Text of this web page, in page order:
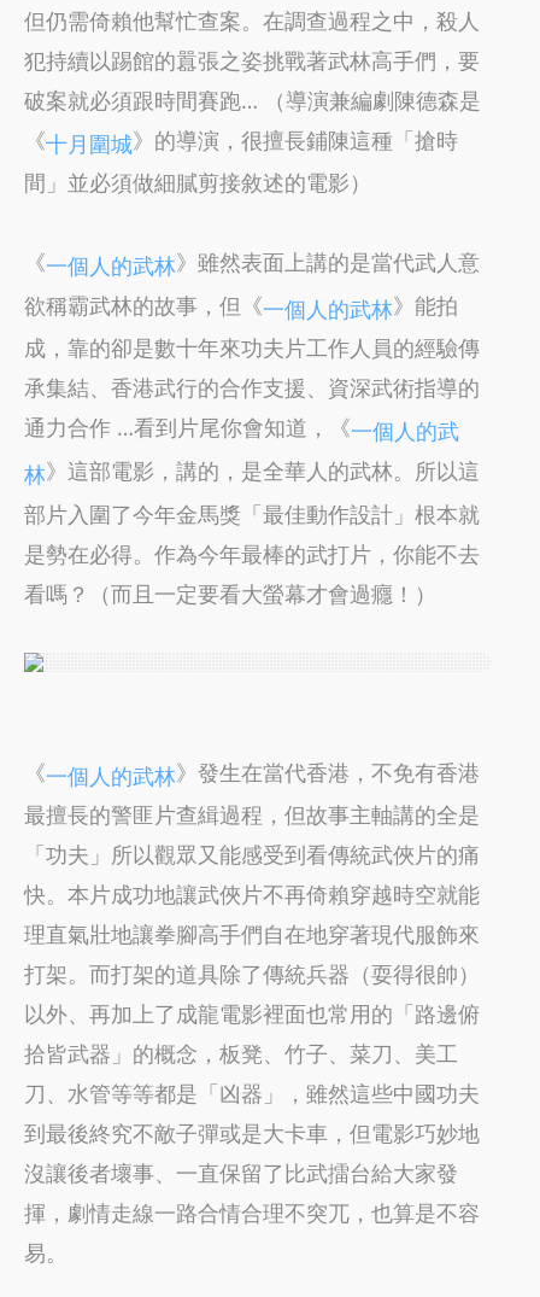
但仍需倚賴他幫忙查案。在調查過程之中，殺人
犯持續以踢館的囂張之姿挑戰著武林高手們，要
破案就必須跟時間賽跑… （導演兼編劇陳德森是
《十月圍城》的導演，很擅長鋪陳這種「搶時
間」並必須做細膩剪接敘述的電影）
《一個人的武林》雖然表面上講的是當代武人意
欲稱霸武林的故事，但《一個人的武林》能拍
成，靠的卻是數十年來功夫片工作人員的經驗傳
承集結、香港武行的合作支援、資深武術指導的
通力合作 …看到片尾你會知道，《一個人的武
林》這部電影，講的，是全華人的武林。所以這
部片入圍了今年金馬獎「最佳動作設計」根本就
是勢在必得。作為今年最棒的武打片，你能不去
看嗎？（而且一定要看大螢幕才會過癮！）
《一個人的武林》發生在當代香港，不免有香港
最擅長的警匪片查緝過程，但故事主軸講的全是
「功夫」所以觀眾又能感受到看傳統武俠片的痛
快。本片成功地讓武俠片不再倚賴穿越時空就能
理直氣壯地讓拳腳高手們自在地穿著現代服飾來
打架。而打架的道具除了傳統兵器（耍得很帥）
以外、再加上了成龍電影裡面也常用的「路邊俯
拾皆武器」的概念，板凳、竹子、菜刀、美工
刀、水管等等都是「凶器」，雖然這些中國功夫
到最後終究不敵子彈或是大卡車，但電影巧妙地
沒讓後者壞事、一直保留了比武擂台給大家發
揮，劇情走線一路合情合理不突兀，也算是不容
易。